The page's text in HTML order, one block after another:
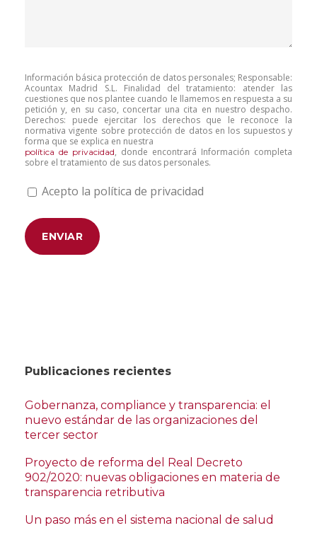
Información básica protección de datos personales; Responsable:
Acountax Madrid S.L. Finalidad del tratamiento: atender las
cuestiones que nos plantee cuando le llamemos en respuesta a su
petición y, en su caso, concertar una cita en nuestro despacho.
Derechos: puede ejercitar los derechos que le reconoce la
normativa vigente sobre protección de datos en los supuestos y
forma que se explica en nuestra
política de privacidad, donde encontrará Información completa
sobre el tratamiento de sus datos personales.
Acepto la política de privacidad
Publicaciones recientes
Gobernanza, compliance y transparencia: el
nuevo estándar de las organizaciones del
tercer sector
Proyecto de reforma del Real Decreto
902/2020: nuevas obligaciones en materia de
transparencia retributiva
Un paso más en el sistema nacional de salud